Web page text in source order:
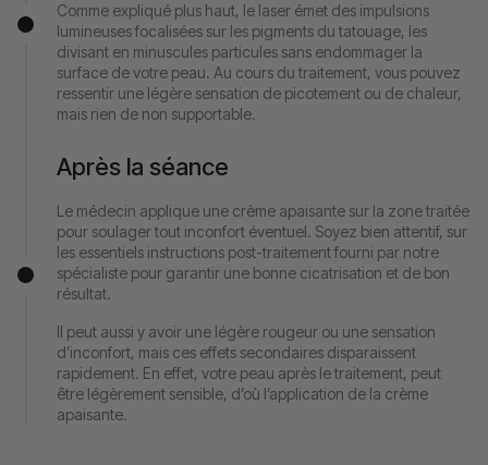
Comme expliqué plus haut, le laser émet des impulsions
lumineuses focalisées sur les pigments du tatouage, les
divisant en minuscules particules sans endommager la
surface de votre peau. Au cours du traitement, vous pouvez
ressentir une légère sensation de picotement ou de chaleur,
mais rien de non supportable.
Après la séance
Le médecin applique une crème apaisante sur la zone traitée
pour soulager tout inconfort éventuel. Soyez bien attentif, sur
les essentiels instructions post-traitement fourni par notre
spécialiste pour garantir une bonne cicatrisation et de bon
résultat.
Il peut aussi y avoir une légère rougeur ou une sensation
d’inconfort, mais ces effets secondaires disparaissent
rapidement. En effet, votre peau après le traitement, peut
être légèrement sensible, d’où l’application de la crème
apaisante.